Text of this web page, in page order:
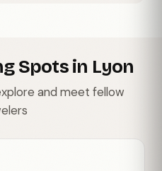
Spots in Lyon
and meet fellow